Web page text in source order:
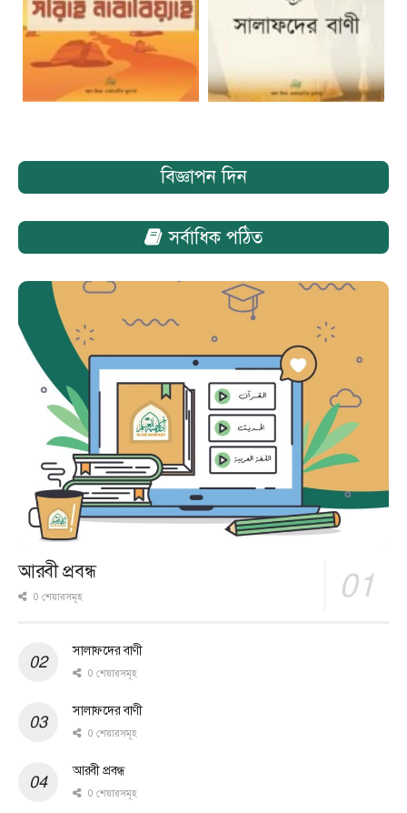
বিজ্ঞাপন দিন
সর্বাধিক পঠিত
আরবী প্রবন্ধ
0 শেয়ারসমূহ
সালাফদের বাণী
0 শেয়ারসমূহ
সালাফদের বাণী
0 শেয়ারসমূহ
আরবী প্রবন্ধ
0 শেয়ারসমূহ